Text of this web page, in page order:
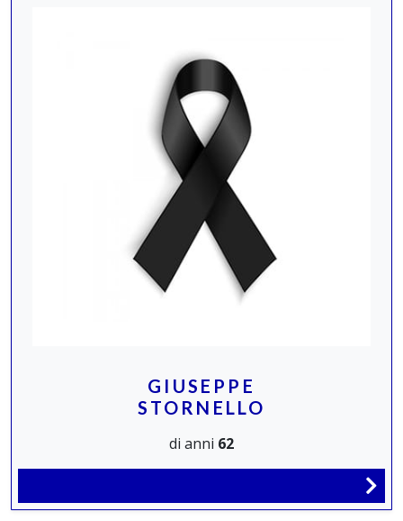
GIUSEPPE
STORNELLO
di anni 62